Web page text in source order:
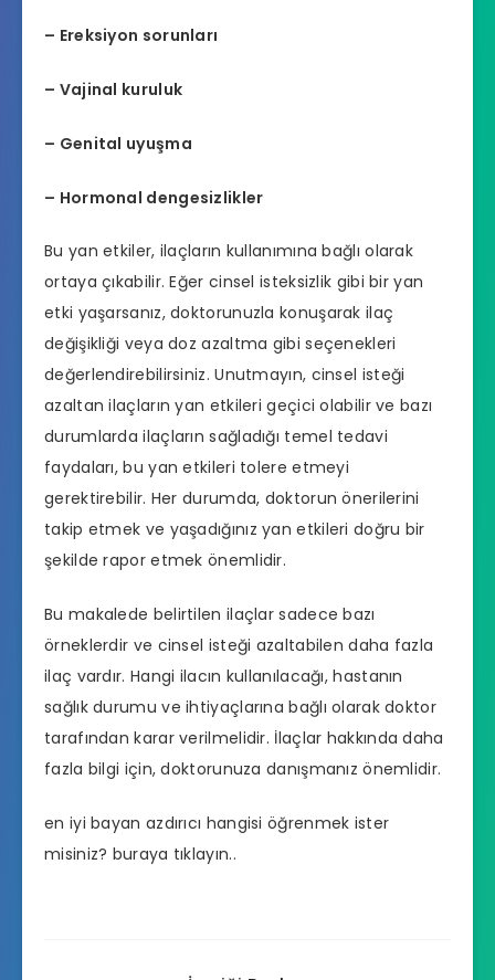
– Ereksiyon sorunları
– Vajinal kuruluk
– Genital uyuşma
– Hormonal dengesizlikler
Bu yan etkiler, ilaçların kullanımına bağlı olarak
ortaya çıkabilir. Eğer cinsel isteksizlik gibi bir yan
etki yaşarsanız, doktorunuzla konuşarak ilaç
değişikliği veya doz azaltma gibi seçenekleri
değerlendirebilirsiniz. Unutmayın, cinsel isteği
azaltan ilaçların yan etkileri geçici olabilir ve bazı
durumlarda ilaçların sağladığı temel tedavi
faydaları, bu yan etkileri tolere etmeyi
gerektirebilir. Her durumda, doktorun önerilerini
takip etmek ve yaşadığınız yan etkileri doğru bir
şekilde rapor etmek önemlidir.
Bu makalede belirtilen ilaçlar sadece bazı
örneklerdir ve cinsel isteği azaltabilen daha fazla
ilaç vardır. Hangi ilacın kullanılacağı, hastanın
sağlık durumu ve ihtiyaçlarına bağlı olarak doktor
tarafından karar verilmelidir. İlaçlar hakkında daha
fazla bilgi için, doktorunuza danışmanız önemlidir.
en iyi bayan azdırıcı hangisi öğrenmek ister
misiniz? buraya tıklayın..